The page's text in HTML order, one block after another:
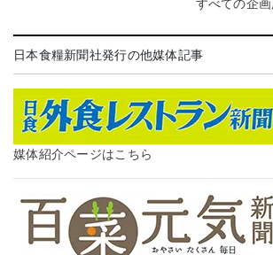
すべての企
日本食糧新聞社発行の他媒体記事
媒体紹介ページはこちら